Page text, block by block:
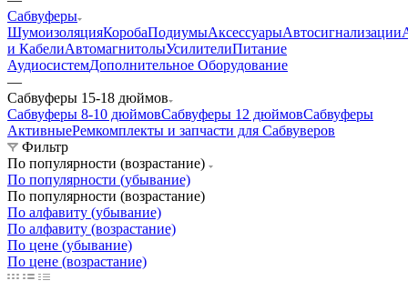
Сабвуферы
ШумоизоляцияКоробаПодиумыАксессуарыАвтосигнализации
и КабелиАвтомагнитолыУсилителиПитание
АудиосистемДополнительное Оборудование
—
Сабвуферы 15-18 дюймов
Сабвуферы 8-10 дюймовСабвуферы 12 дюймовСабвуферы
АктивныеРемкомплекты и запчасти для Сабвуверов
Фильтр
По популярности (возрастание)
По популярности (убывание)
По популярности (возрастание)
По алфавиту (убывание)
По алфавиту (возрастание)
По цене (убывание)
По цене (возрастание)